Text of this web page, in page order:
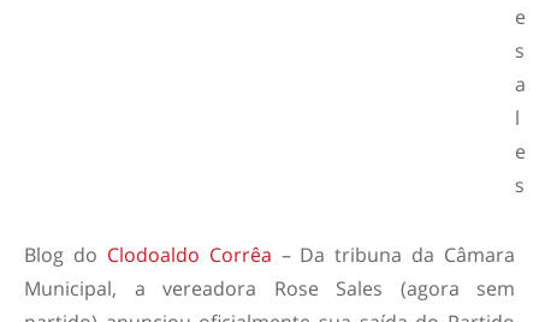
Blog do Clodoaldo Corrêa – Da tribuna da Câmara
Municipal, a vereadora Rose Sales (agora sem